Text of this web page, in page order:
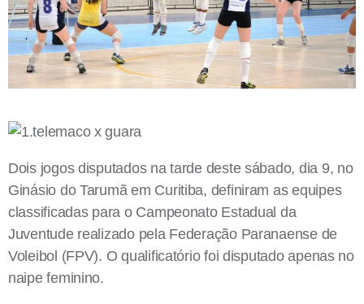
Dois jogos disputados na tarde deste sábado, dia 9, no
Ginásio do Tarumã em Curitiba, definiram as equipes
classificadas para o Campeonato Estadual da
Juventude realizado pela Federação Paranaense de
Voleibol (FPV). O qualificatório foi disputado apenas no
naipe feminino.